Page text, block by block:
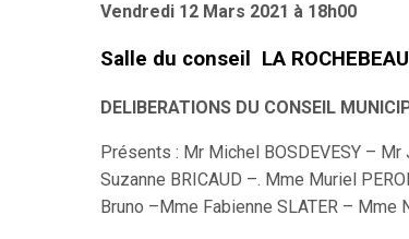
Vendredi 12 Mars 2021 à 18h00
Salle du conseil LA
DELIBERATIONS DU CONSEIL
Présents : Mr Michel BOSDEVESY –
Suzanne BRICAUD –. Mme Muriel
Bruno –Mme Fabienne SLATER – Mme